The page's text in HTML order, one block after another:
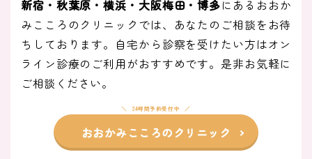
新宿・秋葉原・横浜・大阪梅田・博多にあるおおか
みこころのクリニックでは、あなたのご相談をお待
ちしております。自宅から診察を受けたい方はオン
ライン診療のご利用がおすすめです。是非お気軽に
ご相談ください。
24時間予約受付中
おおかみこころのクリニック